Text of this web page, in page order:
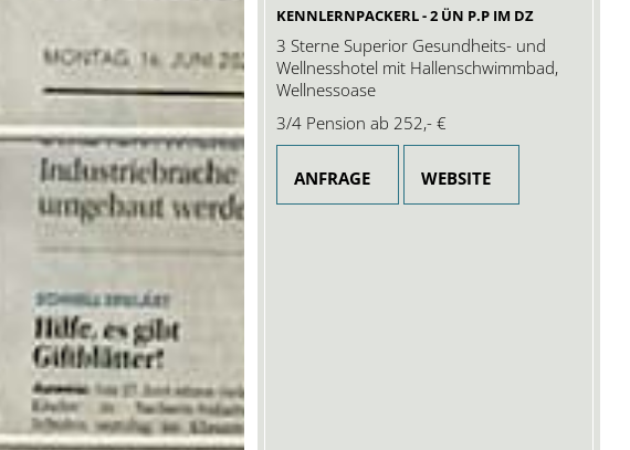
KENNLERNPACKERL - 2 ÜN P.P IM DZ
3 Sterne Superior Gesundheits- und
Wellnesshotel mit Hallenschwimmbad,
Wellnessoase
3/4 Pension ab 252,- €
ANFRAGE WEBSITE